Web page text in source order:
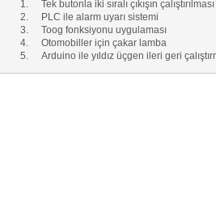
1.
Tek butonla iki sıralı çıkışın çalıştırılması
2.
PLC ile alarm uyarı sistemi
3.
Toog fonksiyonu uygulaması
4.
Otomobiller için çakar lamba
5.
Arduino ile yıldız üçgen ileri geri